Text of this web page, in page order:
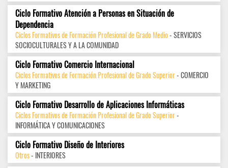
Ciclo Formativo Atención a Personas en Situación de
Dependencia
Ciclos Formativos de Formación Profesional de Grado Medio- SERVICIOS
SOCIOCULTURALES Y A LA COMUNIDAD
Ciclo Formativo Comercio Internacional
Ciclos Formativos de Formación Profesional de Grado Superior- COMERCIO
Y MARKETING
Ciclo Formativo Desarrollo de Aplicaciones Informáticas
Ciclos Formativos de Formación Profesional de Grado Superior-
INFORMÁTICA Y COMUNICACIONES
Ciclo Formativo Diseño de Interiores
Otros- INTERIORES